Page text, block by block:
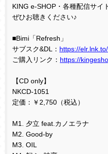
KING e-SHOP・各種配信サイ
ぜひお聴きください♪
■Bimi 「Refresh 」
サブスク&DL ： https://
ご購入リンク： https://
【CD only】
NKCD-1051
定価：￥ 2,750 （税込）
M1. 夕立 feat. カノエラナ
M2. Good-by
M3. OIL